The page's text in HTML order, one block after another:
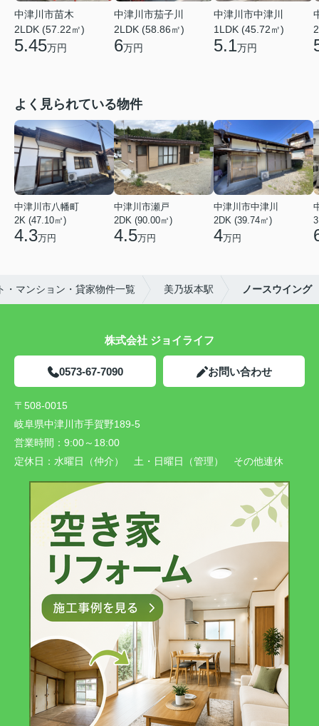
中津川市苗木
2LDK (57.22㎡)
5.45万円
中津川市茄子川
2LDK (58.86㎡)
6万円
中津川市中津川
1LDK (45.72㎡)
5.1万円
よく見られている物件
中津川市八幡町
2K (47.10㎡)
4.3万円
中津川市瀬戸
2DK (90.00㎡)
4.5万円
中津川市中津川
2DK (39.74㎡)
4万円
・マンション・貸家物件一覧 美乃坂本駅 ノースウイング
株式会社 ジョイライフ
0573-67-7090 お問い合わせ
〒508-0015
岐阜県中津川市手賀野189-5
営業時間： 9:00～18:00
定休日： 水曜日（仲介） 土・日曜日（管理） その他連休